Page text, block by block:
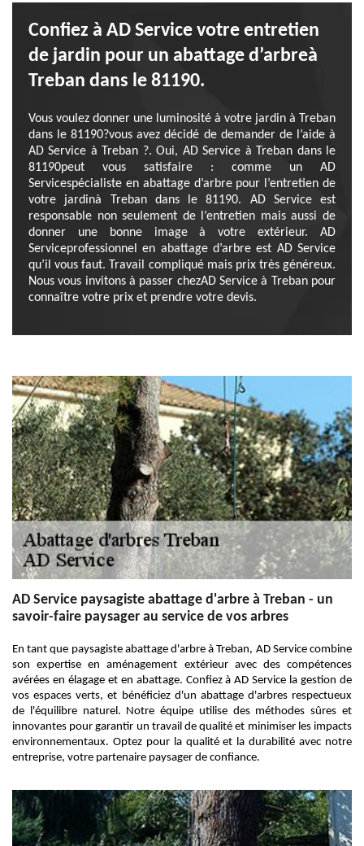
Confiez à AD Service votre entretien
de jardin pour un abattage d’arbreà
Treban dans le 81190.
Vous voulez donner une luminosité à votre jardin à Treban
dans le 81190?vous avez décidé de demander de l’aide à
AD Service à Treban ?. Oui, AD Service à Treban dans le
81190peut vous satisfaire : comme un AD
Servicespécialiste en abattage d’arbre pour l’entretien de
votre jardinà Treban dans le 81190. AD Service est
responsable non seulement de l’entretien mais aussi de
donner une bonne image à votre extérieur. AD
Serviceprofessionnel en abattage d’arbre est AD Service
qu’il vous faut. Travail compliqué mais prix très généreux.
Nous vous invitons à passer chezAD Service à Treban pour
connaître votre prix et prendre votre devis.
AD Service paysagiste abattage d'arbre à Treban - un
savoir-faire paysager au service de vos arbres
En tant que paysagiste abattage d'arbre à Treban, AD Service combine
son expertise en aménagement extérieur avec des compétences
avérées en élagage et en abattage. Confiez à AD Service la gestion de
vos espaces verts, et bénéficiez d'un abattage d'arbres respectueux
de l'équilibre naturel. Notre équipe utilise des méthodes sûres et
innovantes pour garantir un travail de qualité et minimiser les impacts
environnementaux. Optez pour la qualité et la durabilité avec notre
entreprise, votre partenaire paysager de confiance.